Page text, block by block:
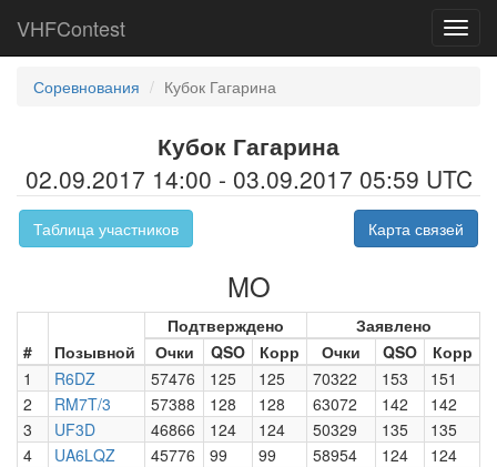
VHFContest
Соревнования Кубок Гагарина
Кубок Гагарина
02.09.2017 14:00 - 03.09.2017 05:59 UTC
Таблица участников Карта связей
MO
# Позывной
Подтверждено
Заявлено
Очки
QSO Корр Очки QSO
Корр
1
R6DZ 57476 125 125 70322 153
151
2
RM7T/3 57388 128 128 63072 142
142
3
UF3D 46866 124 124 50329 135
135
4
UA6LQZ 45776 99 99 58954 124
124